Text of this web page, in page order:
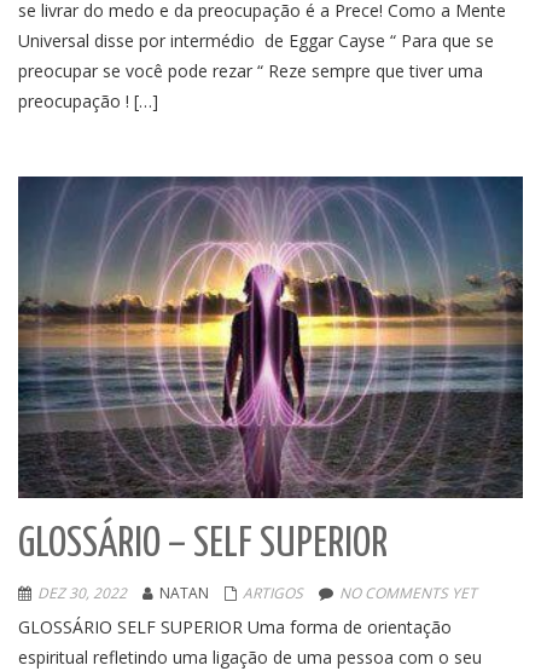
se livrar do medo e da preocupação é a Prece! Como a Mente
Universal disse por intermédio de Eggar Cayse “ Para que se
preocupar se você pode rezar “ Reze sempre que tiver uma
preocupação ! […]
GLOSSÁRIO – SELF SUPERIOR
DEZ 30, 2022 NATAN ARTIGOS NO COMMENTS YET
GLOSSÁRIO SELF SUPERIOR Uma forma de orientação
espiritual refletindo uma ligação de uma pessoa com o seu